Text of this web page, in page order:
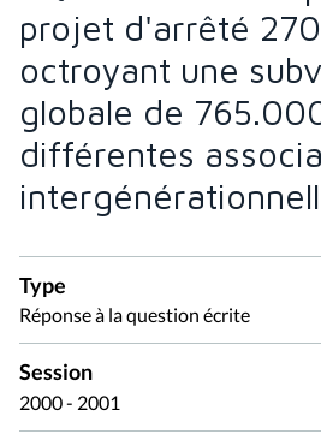
projet d'arrêté
octroyant une
globale de
différentes
Type
Réponse à la question écrite
Session
2000 - 2001